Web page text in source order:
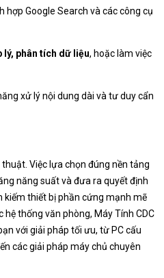
hợp Google Search và các công cụ
lý, phân tích dữ liệu, hoặc làm việc
xử lý nội dung dài và tư duy cẩn
Việc lựa chọn đúng nền tảng
năng suất và đưa ra quyết định
kiếm thiết bị phần cứng mạnh mẽ
hệ thống văn phòng, Máy Tính CDC
với giải pháp tối ưu, từ PC cấu
các giải pháp máy chủ chuyên